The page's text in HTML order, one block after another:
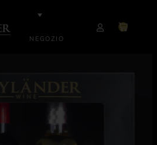
NEGOZIO